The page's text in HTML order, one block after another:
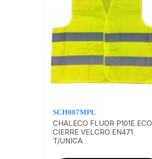
SCH007MPL
CHALECO FLUOR P101E ECO
CIERRE VELCRO EN471
T/UNICA